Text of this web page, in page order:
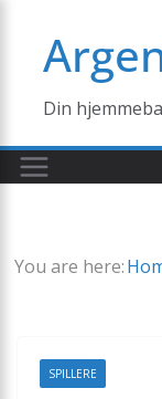
content
Din
You are here:
SPILLERE